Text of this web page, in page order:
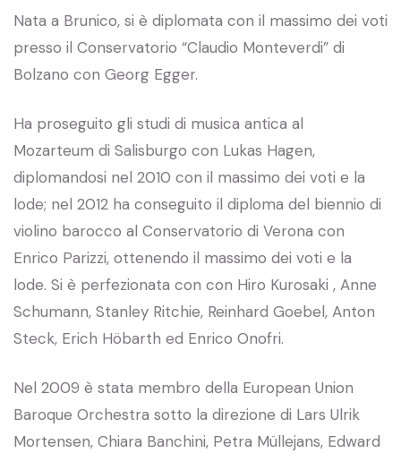
Nata a Brunico, si è diplomata con il massimo dei voti
presso il Conservatorio “Claudio Monteverdi” di
Bolzano con Georg Egger.
Ha proseguito gli studi di musica antica al
Mozarteum di Salisburgo con Lukas Hagen,
diplomandosi nel 2010 con il massimo dei voti e la
lode; nel 2012 ha conseguito il diploma del biennio di
violino barocco al Conservatorio di Verona con
Enrico Parizzi, ottenendo il massimo dei voti e la
lode. Si è perfezionata con con Hiro Kurosaki , Anne
Schumann, Stanley Ritchie, Reinhard Goebel, Anton
Steck, Erich Höbarth ed Enrico Onofri.
Nel 2009 è stata membro della European Union
Baroque Orchestra sotto la direzione di Lars Ulrik
Mortensen, Chiara Banchini, Petra Müllejans, Edward